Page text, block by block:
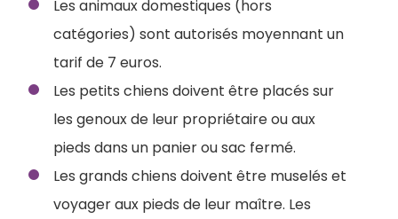
Les animaux domestiques (hors
catégories) sont autorisés moyennant un
tarif de 7 euros.
Les petits chiens doivent être placés sur
les genoux de leur propriétaire ou aux
pieds dans un panier ou sac fermé.
Les grands chiens doivent être muselés et
voyager aux pieds de leur maître. Les